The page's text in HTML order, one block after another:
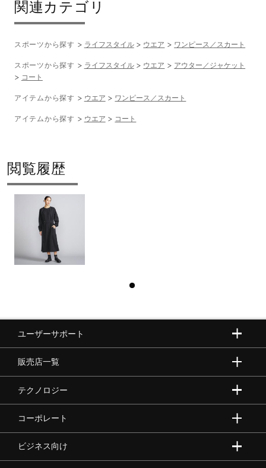
関連カテゴリ
スポーツから探す ライフスタイル ウエア ワンピース／スカート
スポーツから探す ライフスタイル ウエア
アウター／ジャケット
コート
アイテムから探す ウエア ワンピース／スカート
アイテムから探す ウエア コート
閲覧履歴
ユーザーサポート
販売店一覧
テクノロジー
コーポレート
ビジネス向け